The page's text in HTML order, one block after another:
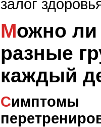
залог
Можно ли тренировать
разные
каждый
Симптомы